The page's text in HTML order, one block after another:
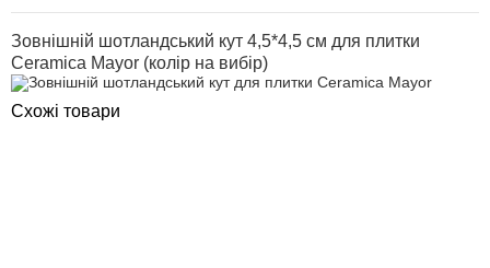
Зовнішній шотландський кут 4,5*4,5 см для плитки
Ceramica Mayor (колір на вибір)
Схожі товари